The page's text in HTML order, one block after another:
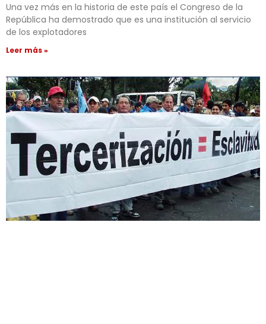
Una vez más en la historia de este país el Congreso de la
República ha demostrado que es una institución al servicio
de los explotadores
Leer más »